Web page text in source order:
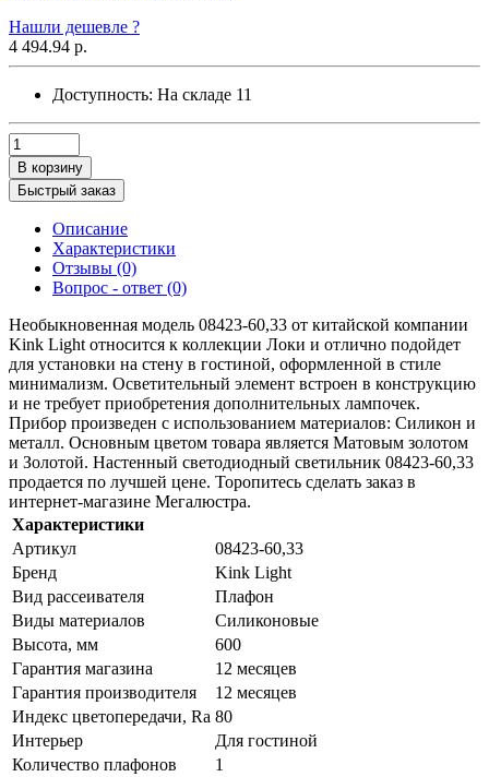
Нашли дешевле ?
4 494.94 р.
Доступность: На складе 11
В корзину
Быстрый заказ
Описание
Характеристики
Отзывы (0)
Вопрос - ответ (0)
Необыкновенная модель 08423-60,33 от китайской компании
Kink Light относится к коллекции Локи и отлично подойдет
для установки на стену в гостиной, оформленной в стиле
минимализм. Осветительный элемент встроен в конструкцию
и не требует приобретения дополнительных лампочек.
Прибор произведен с использованием материалов: Силикон и
металл. Основным цветом товара является Матовым золотом
и Золотой. Настенный светодиодный светильник 08423-60,33
продается по лучшей цене. Торопитесь сделать заказ в
интернет-магазине Мегалюстра.
Характеристики
Артикул
08423-60,33
Бренд
Kink Light
Вид рассеивателя
Плафон
Виды материалов
Силиконовые
Высота, мм
600
Гарантия магазина
12 месяцев
Гарантия производителя
12 месяцев
Индекс цветопередачи, Ra 80
Интерьер
Для гостиной
Количество плафонов
1